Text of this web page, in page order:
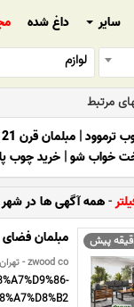
سایر داغ شده
لوازم
مرتبط
ترموود|مبلمان قرن 21
خواب شو|خرید چوب
-همه آگهی ها در شهر
مبلمان فضای
zwood co - تهران - چوبی و فلزی